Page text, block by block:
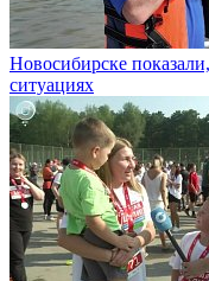
Новосибирске
ситуациях